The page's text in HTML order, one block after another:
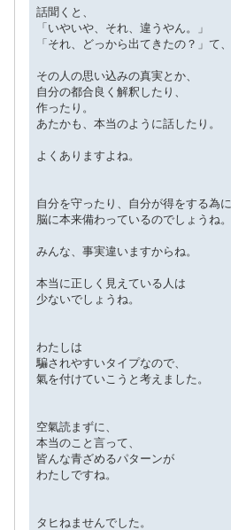
話聞くと、
「いやいや、それ、違うやん。」
「それ、どっから出てきたの？」て、
その人の思い込みの真実とか、
自分の都合良く解釈したり、
作ったり。
あたかも、本当のように話したり。
よくありますよね。
自分を守ったり、自分が得をする為に
脳に本来備わっているのでしょうね。
みんな、事実違いますからね。
本当に正しく見えている人は
少ないでしょうね。
わたしは
騙されやすいタイプなので、
氣を付けていこうと考えました。
空氣読まずに、
本当のこと言って、
皆んな青ざめるパターンが
わたしですね。
タヒねませんでした。